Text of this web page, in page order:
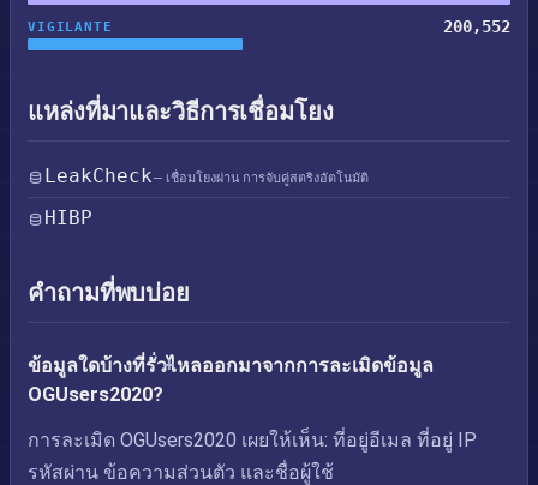
VIGILANTE 200,552
แหล่งที่มาและวิธีการเชื่อมโยง
LeakCheck— เชื่อมโยงผ่าน การจับคู่สตริงอัตโนมัติ
HIBP
คำถามที่พบบ่อย
ข้อมูลใดบ้างที่รั่วไหลออกมาจากการละเมิดข้อมูล
OGUsers2020?
การละเมิด OGUsers2020 เผยให้เห็น: ที่อยู่อีเมล ที่อยู่ IP
รหัสผ่าน ข้อความส่วนตัว และชื่อผู้ใช้